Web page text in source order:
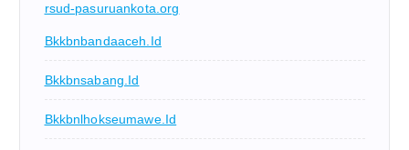
rsud-pasuruankota.org
Bkkbnbandaaceh.id
Bkkbnsabang.id
Bkkbnlhokseumawe.id